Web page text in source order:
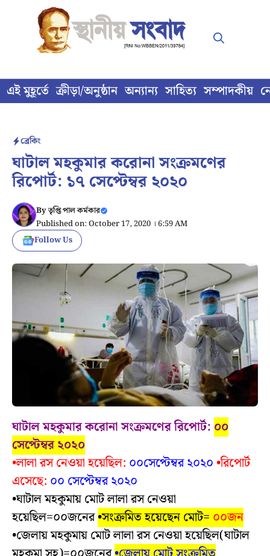
content
এই মুহূর্তে ক্রীড়া/অনুষ্ঠান অন্যান্য সাহিত্য সম্পাদকীয়
ব্রেকিং
ঘাটাল মহকুমার করোনা সংক্রমণের
রিপোর্ট: ১৭ সেপ্টেম্বর ২০২০
Byতৃপ্তি পাল কর্মকার
Published on: October 17, 2020 । 6:59 AM
Follow Us
ঘাটাল মহকুমার করোনা সংক্রমণের রিপোর্ট: ০০
সেপ্টেম্বর ২০২০
•লালা রস নেওয়া হয়েছিল: ০০সেপ্টেম্বর ২০২০ •রিপোর্ট
এসেছে: ০০ সেপ্টেম্বর ২০২০
•ঘাটাল মহকুমায় মোট লালা রস নেওয়া
হয়েছিল=০০জনের•সংক্রমিত হয়েছেন মোট= ০০জন
•জেলায় মহকুমায় মোট লালা রস নেওয়া হয়েছিল(ঘাটাল